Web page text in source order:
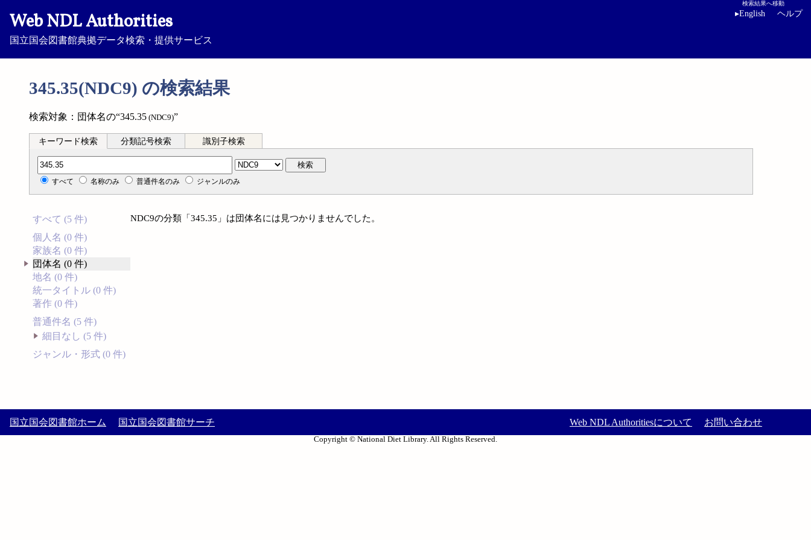
Web NDL Authorities
国立国会図書館典拠データ検索・提供サービス
検索結果へ移動
▸English ヘルプ
345.35(NDC9) の検索結果
検索対象：団体名の“345.35 (NDC9)”
キーワード検索 分類記号検索 識別子検索
分類記号検索 検索
すべて 名称のみ 普通件名のみ ジャンルのみ
すべて (5 件)
個人名 (0 件)
家族名 (0 件)
団体名 (0 件)
地名 (0 件)
統一タイトル (0 件)
著作 (0 件)
普通件名 (5 件)
細目なし (5 件)
ジャンル・形式 (0 件)
NDC9の分類「345.35」は団体名には見つかりませんでした。
国立国会図書館ホーム 国立国会図書館サーチ Web NDL Authoritiesについて お問い合わせ
Copyright © National Diet Library. All Rights Reserved.